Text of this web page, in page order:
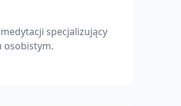
specjalizujący
osobistym.